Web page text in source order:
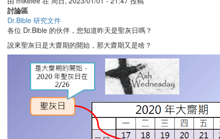
適
聽
的
詩
歌
討論區
Dr.Bible 研究文件
各位 Dr.Bible 的伙伴，您知道昨天是聖灰日嗎？
說來聖灰日是大齋期的開始，那大齋期又是啥？